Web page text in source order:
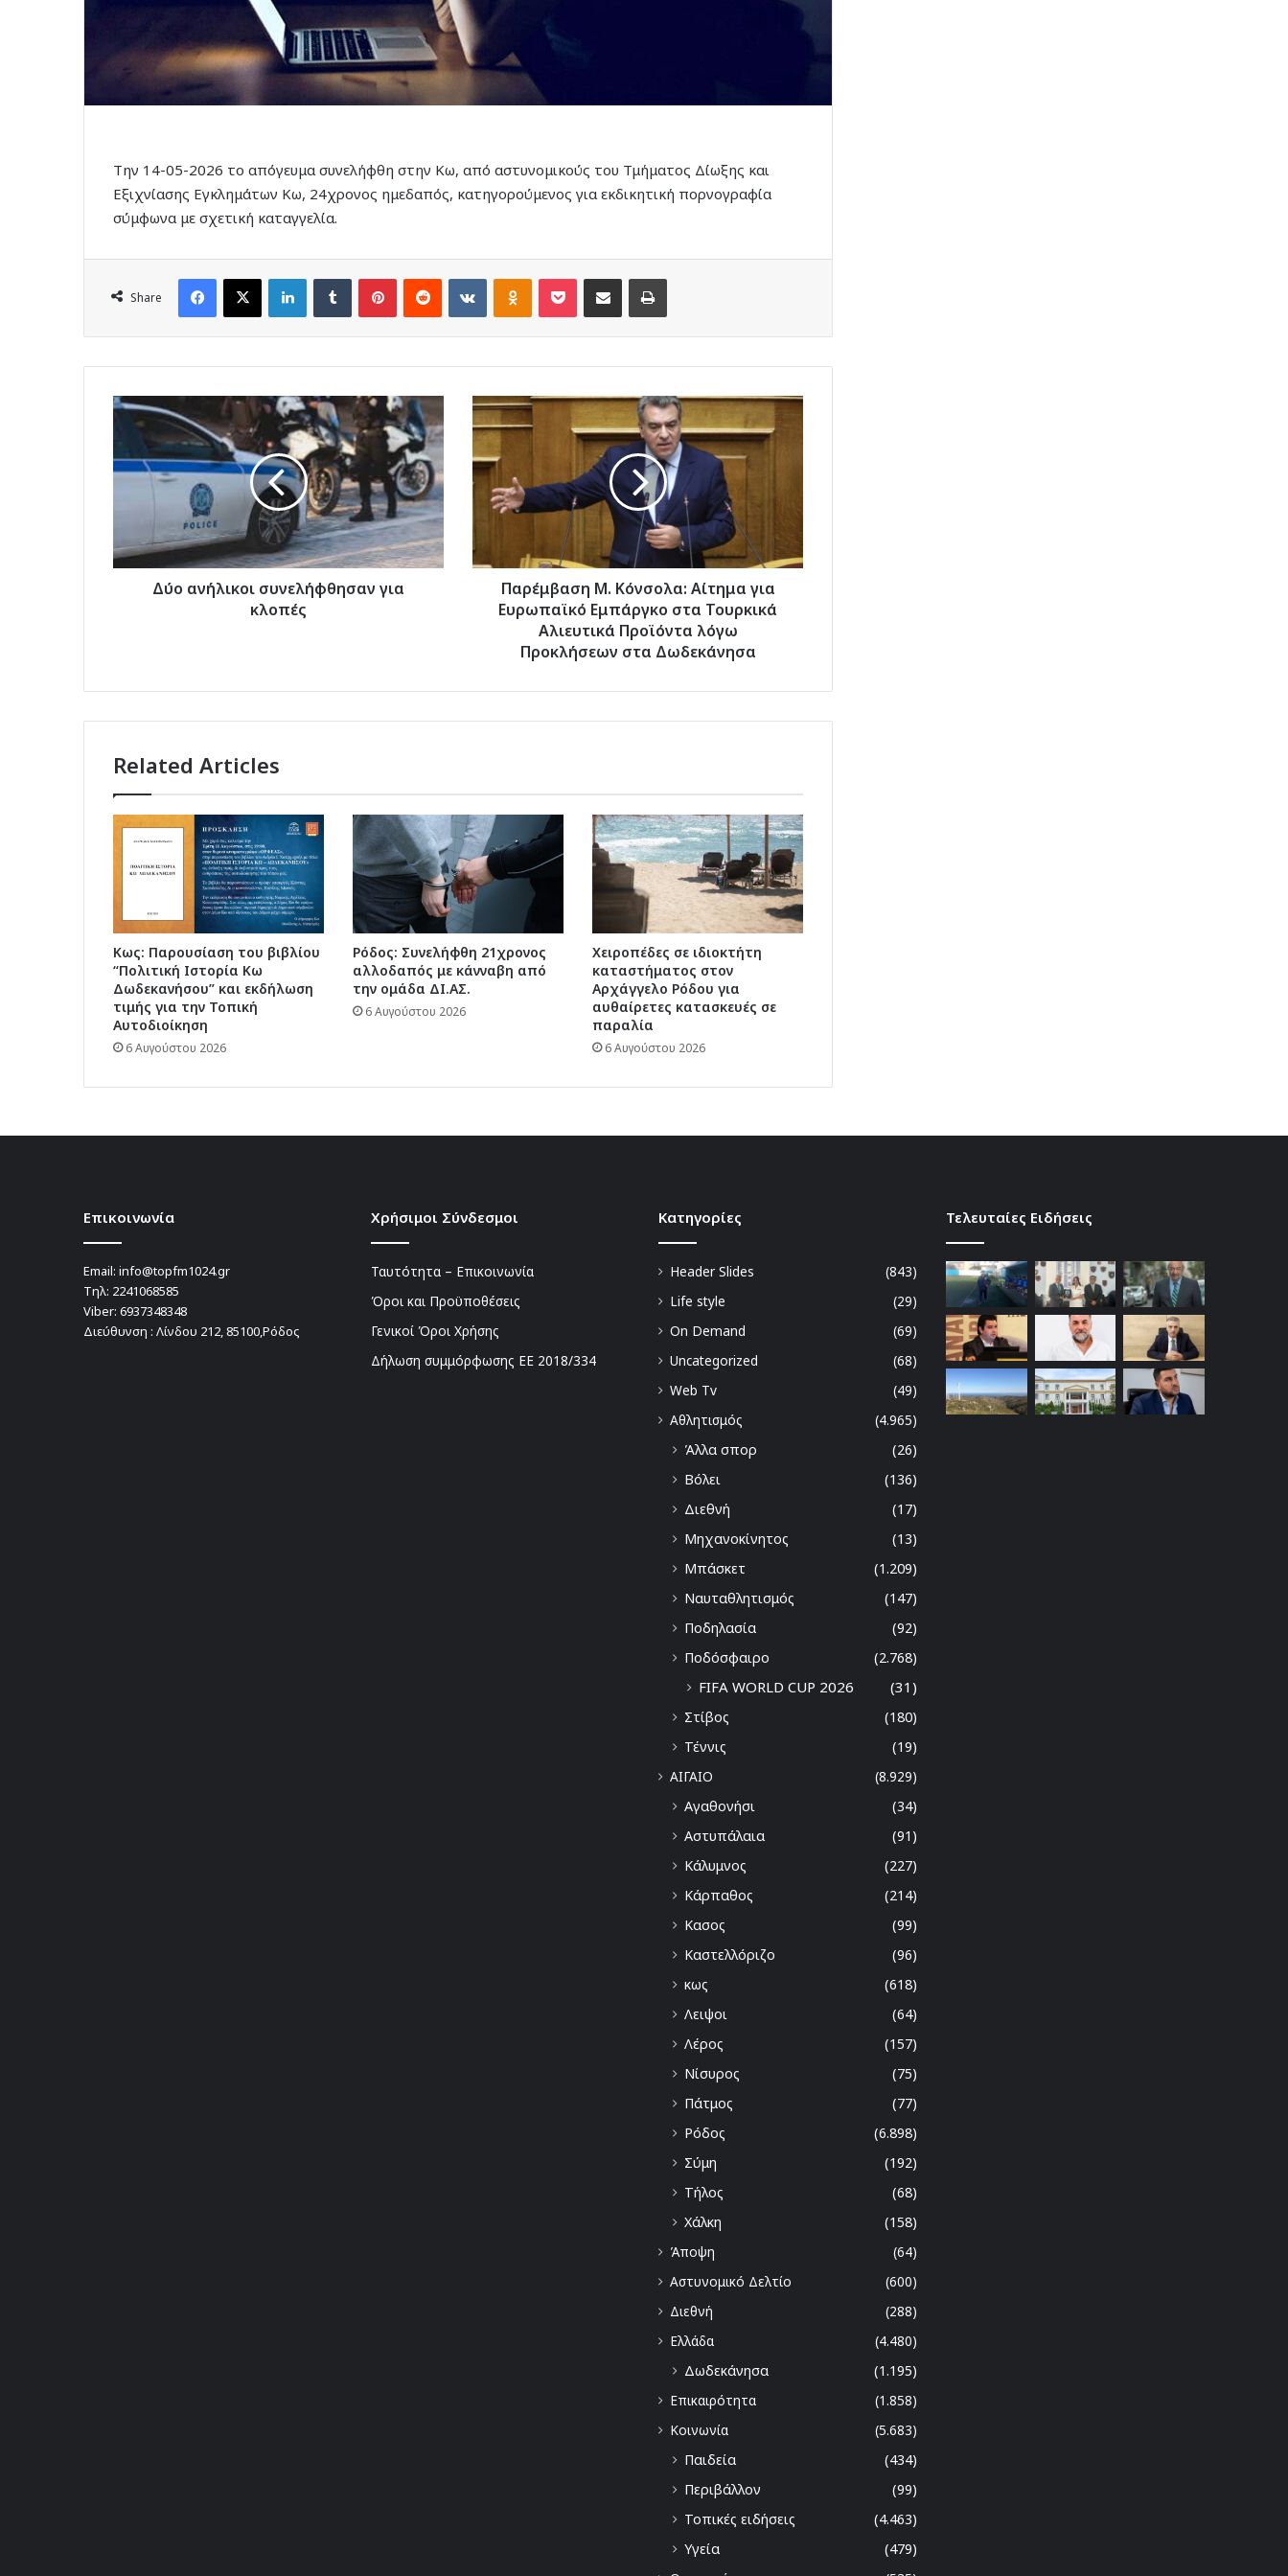
Την 14-05-2026 το απόγευμα συνελήφθη στην Κω, από αστυνομικούς του Τμήματος Δίωξης και
Εξιχνίασης Εγκλημάτων Κω, 24χρονος ημεδαπός, κατηγορούμενος για εκδικητική πορνογραφία
σύμφωνα με σχετική καταγγελία.
Share
Facebook
X LinkedInTumblr PinterestReddit VKontakteOdnoklassniki
Pocket Share via Email Print
Δύο
ανήλικοι
συνελήφθησαν
για
Δύο ανήλικοι συνελήφθησαν για
κλοπές
Παρέμβαση
Μ.
Αίτημα
για
Ευρωπαϊκό
Εμπάργκο
στα
Τουρκικά
Αλιευτικά
Προϊόντα
Προκλήσεων
Παρέμβαση Μ. Κόνσολα: Αίτημα για
Ευρωπαϊκό Εμπάργκο στα Τουρκικά
Αλιευτικά Προϊόντα λόγω
Προκλήσεων στα Δωδεκάνησα
Related Articles
Κως: Παρουσίαση του βιβλίου
“Πολιτική Ιστορία Κω
Δωδεκανήσου” και εκδήλωση
τιμής για την Τοπική
Αυτοδιοίκηση
6 Αυγούστου 2026
Ρόδος: Συνελήφθη 21χρονος
αλλοδαπός με κάνναβη από
την ομάδα ΔΙ.ΑΣ.
6 Αυγούστου 2026
Χειροπέδες σε ιδιοκτήτη
καταστήματος στον
Αρχάγγελο Ρόδου για
αυθαίρετες κατασκευές σε
παραλία
6 Αυγούστου 2026
Επικοινωνία
Email: info@topfm1024.gr
Τηλ: 2241068585
Viber: 6937348348
Διεύθυνση : Λίνδου 212, 85100,Ρόδος
Χρήσιμοι Σύνδεσμοι
Ταυτότητα – Επικοινωνία
Όροι και Προϋποθέσεις
Γενικοί Όροι Χρήσης
Δήλωση συμμόρφωσης ΕΕ 2018/334
Kατηγορίες
Header Slides
(843)
Life style
(29)
On Demand
(69)
Uncategorized
(68)
Web Tv
(49)
Αθλητισμός
(4.965)
Άλλα σπορ
(26)
Βόλει
(136)
Διεθνή
(17)
Μηχανοκίνητος
(13)
Μπάσκετ
(1.209)
Ναυταθλητισμός
(147)
Ποδηλασία
(92)
Ποδόσφαιρο
(2.768)
FIFA WORLD CUP 2026 (31)
Στίβος
(180)
Τέννις
(19)
ΑΙΓΑΙΟ
(8.929)
Αγαθονήσι
(34)
Αστυπάλαια
(91)
Κάλυμνος
(227)
Κάρπαθος
(214)
Κασος
(99)
Καστελλόριζο
(96)
κως
(618)
Λειψοι
(64)
Λέρος
(157)
Νίσυρος
(75)
Πάτμος
(77)
Ρόδος
(6.898)
Σύμη
(192)
Τήλος
(68)
Χάλκη
(158)
Άποψη
(64)
Αστυνομικό Δελτίο
(600)
Διεθνή
(288)
Ελλάδα
(4.480)
Δωδεκάνησα
(1.195)
Επικαιρότητα
(1.858)
Κοινωνία
(5.683)
Παιδεία
(434)
Περιβάλλον
(99)
Τοπικές ειδήσεις
(4.463)
Υγεία
(479)
Τελευταίες Ειδήσεις